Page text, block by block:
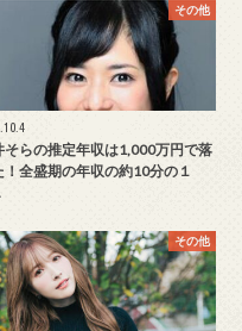
その他
そらの推定年収は1,000万円で落
！全盛期の年収の約10分の１
その他